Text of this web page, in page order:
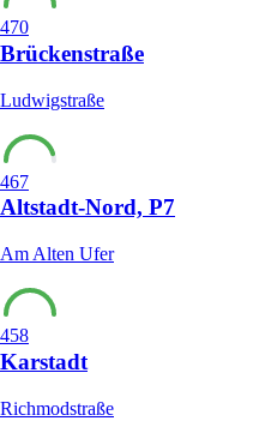
470
Brückenstraße
Ludwigstraße
467
Altstadt-Nord, P7
Am Alten Ufer
458
Karstadt
Richmodstraße